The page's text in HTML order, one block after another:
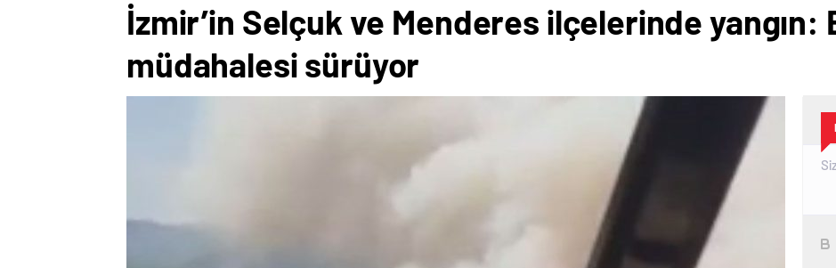
İzmir’in Selçuk ve Menderes ilçelerinde yangın:
müdahalesi sürüyor